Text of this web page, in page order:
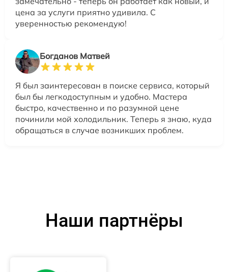
цена за услуги приятно удивила. С
уверенностью рекомендую!
Богданов Матвей
Я был заинтересован в поиске сервиса, который
был бы легкодоступным и удобно. Мастера
быстро, качественно и по разумной цене
починили мой холодильник. Теперь я знаю, куда
обращаться в случае возникших проблем.
Наши партнёры